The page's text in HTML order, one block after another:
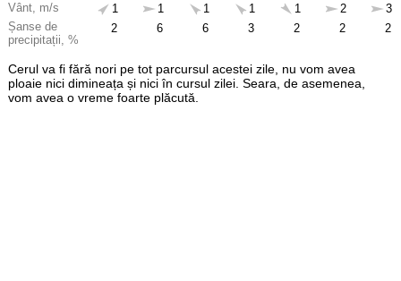
Vânt, m/s
Șanse de
precipitații, %
2
9
1
2
1
6
1
6
1
3
1
2
2
2
3
2
Cerul va fi fără nori pe tot parcursul acestei zile, nu vom avea
ploaie nici dimineața și nici în cursul zilei. Seara, de asemenea,
vom avea o vreme foarte plăcută.